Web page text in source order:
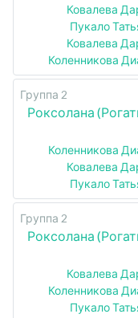
Ковалева
Пукало
Ковалева
Коленникова
Группа 2
Роксолана
Коленникова
Ковалева
Пукало
Группа 2
Роксолана
Ковалева
Коленникова
Пукало